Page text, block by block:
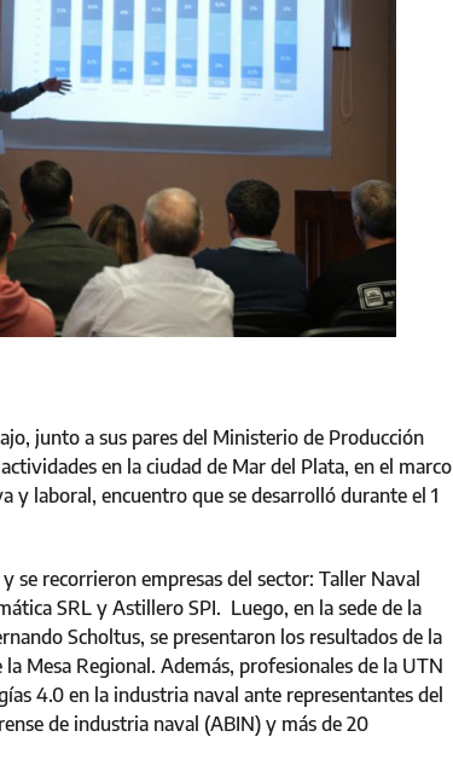
junto a sus pares del Ministerio de Producción
en la ciudad de Mar del Plata, en el marco
y laboral, encuentro que se desarrolló durante el 1
se recorrieron empresas del sector: Taller Naval
SRL y Astillero SPI. Luego, en la sede de la
Scholtus, se presentaron los resultados de la
Mesa Regional. Además, profesionales de la UTN
4.0 en la industria naval ante representantes del
de industria naval (ABIN) y más de 20